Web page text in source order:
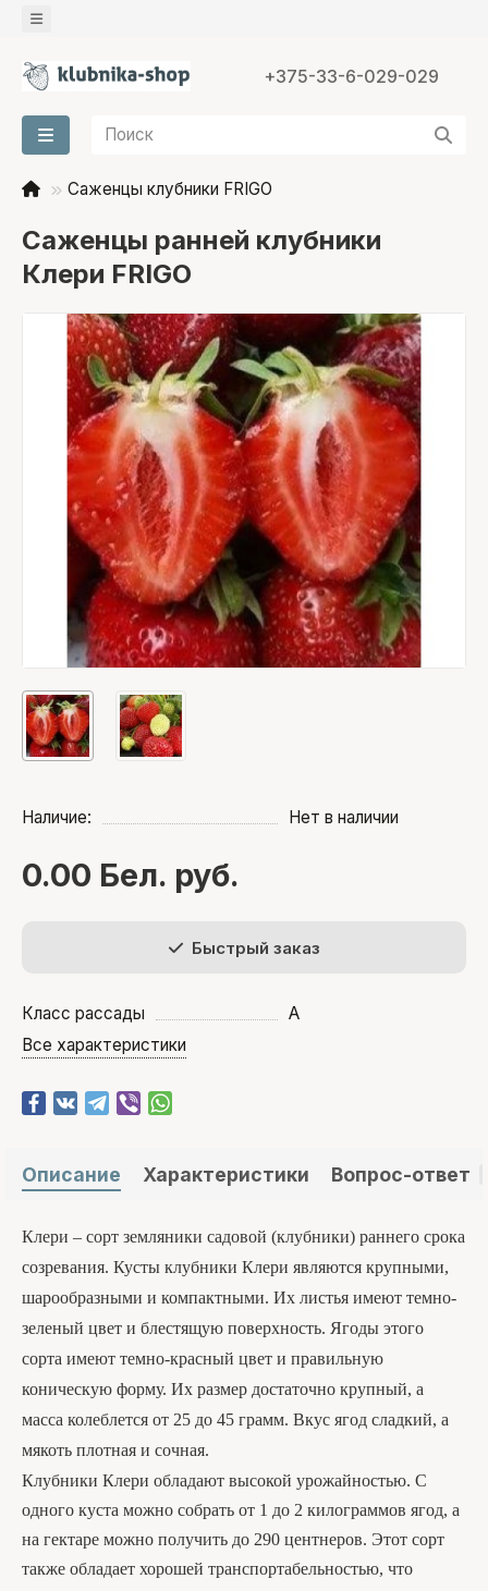
+375-33-6-029-029
Саженцы клубники FRIGO
Саженцы ранней клубники
Клери FRIGO
Наличие: Нет в наличии
0.00 Бел. руб.
Быстрый заказ
Класс рассады
А
Все характеристики
Описание Характеристики Вопрос-ответ
Клери – сорт земляники садовой (клубники) раннего срока
созревания. Кусты клубники Клери являются крупными,
шарообразными и компактными. Их листья имеют темно-
зеленый цвет и блестящую поверхность. Ягоды этого
сорта имеют темно-красный цвет и правильную
коническую форму. Их размер достаточно крупный, а
масса колеблется от 25 до 45 грамм. Вкус ягод сладкий, а
мякоть плотная и сочная.
Клубники Клери обладают высокой урожайностью. С
одного куста можно собрать от 1 до 2 килограммов ягод, а
на гектаре можно получить до 290 центнеров. Этот сорт
также обладает хорошей транспортабельностью, что